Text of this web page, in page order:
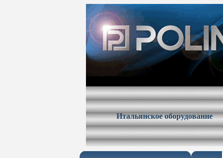
Итальянское оборудование